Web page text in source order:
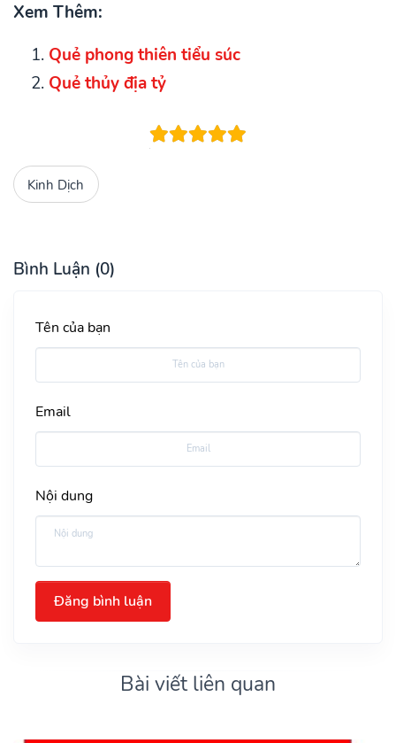
Xem Thêm:
Quẻ phong thiên tiểu súc
Quẻ thủy địa tỷ
Kinh Dịch
Bình Luận (0)
Tên của bạn
Email
Nội dung
Đăng bình luận
Bài viết liên quan